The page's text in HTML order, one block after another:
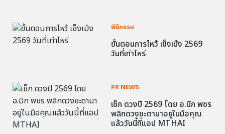
พิธีกรรม
ขั้นตอนการไหว้ เช็งเม้ง 2569
วันที่เท่าไหร่
PR NEWS
เช็ก ดวงปี 2569 โดย อ.มิก พชร
พลิกดวงชะตามาอยู่ในมือคุณ
แล้ววันนี้ที่แอป MTHAI